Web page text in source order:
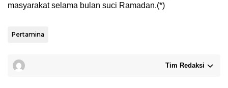
masyarakat selama bulan suci Ramadan.(*)
Pertamina
Tim Redaksi